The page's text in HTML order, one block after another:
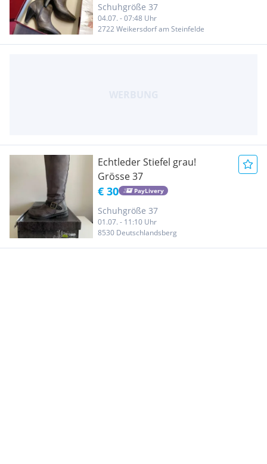
Schuhgröße 37
04.07. - 07:48 Uhr
2722 Weikersdorf am Steinfelde
Echtleder Stiefel grau!
Grösse 37
€ 30 PayLivery
Schuhgröße 37
01.07. - 11:10 Uhr
8530 Deutschlandsberg